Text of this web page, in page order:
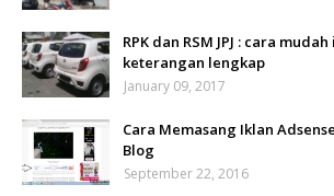
RPK dan RSM JPJ : cara
keterangan lengkap
January 09, 2017
Cara Memasang Iklan
Blog
September 22, 2016